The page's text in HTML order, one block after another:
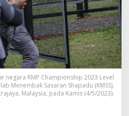
negara RMP Championship 2023 Level
Menembak Sasaran Shapadu (KMSS),
Malaysia, pada Kamis (4/5/2023).